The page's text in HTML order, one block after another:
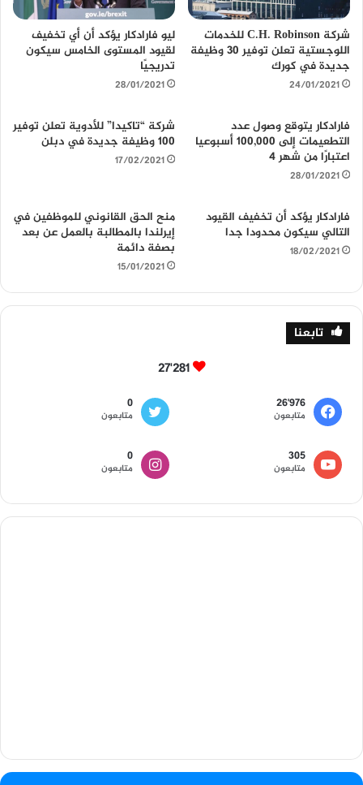
شركة C.H. Robinson للخدمات
اللوجستية تعلن توفير 30 وظيفة
جديدة في كورك
24/01/2021
ليو فارادكار يؤكد أن أي تخفيف
لقيود المستوى الخامس سيكون
تدريجيًا
28/01/2021
فارادكار يتوقع وصول عدد
التطعيمات إلى 100,000 أسبوعيا
اعتبارًا من شهر 4
28/01/2021
شركة “تاكيدا” للأدوية تعلن توفير
100 وظيفة جديدة في دبلن
17/02/2021
فارادكار يؤكد أن تخفيف القيود
التالي سيكون محدودا جدا
18/02/2021
منح الحق القانوني للموظفين في
إيرلندا بالمطالبة بالعمل عن بعد
بصفة دائمة
15/01/2021
تابعنا
27٬281
26٬976
متابعون
0
متابعون
305
متابعون
0
متابعون